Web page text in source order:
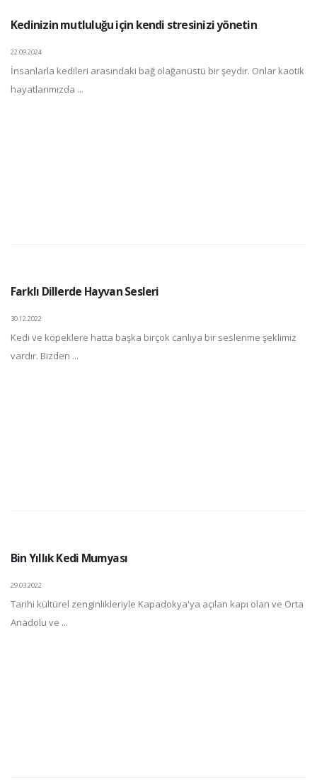
Kedinizin mutluluğu için kendi stresinizi yönetin
22.09.2024
İnsanlarla kedileri arasındaki bağ olağanüstü bir şeydir. Onlar kaotik
hayatlarımızda ...
Farklı Dillerde Hayvan Sesleri
30.12.2022
Kedi ve köpeklere hatta başka birçok canlıya bir seslenme şeklimiz
vardır. Bizden ...
Bin Yıllık Kedi Mumyası
29.03.2022
Tarihi kültürel zenginlikleriyle Kapadokya'ya açılan kapı olan ve Orta
Anadolu ve ...